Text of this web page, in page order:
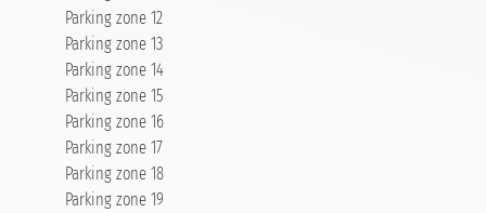
Parking zone 12
Parking zone 13
Parking zone 14
Parking zone 15
Parking zone 16
Parking zone 17
Parking zone 18
Parking zone 19